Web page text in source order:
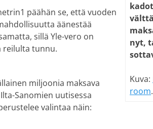
nyt,
Kuva:
room.
päähän se, että vuoden
äänestää
sillä Yle-vero on
reilulta tunnu.
miljoonia maksava
Sanomien uutisessa
valintaa näin: